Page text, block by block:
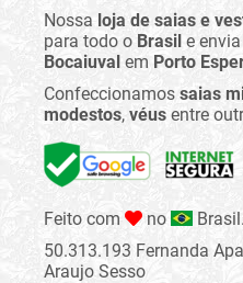
Nossa loja de saias e
para todo o Brasil e
Bocaiuval em Porto
Confeccionamos saias
modestos, véus entre
Feito com no
Brasil.
50.313.193 Fernanda
Araujo Sesso